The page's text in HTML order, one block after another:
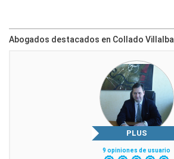
Abogados destacados en Collado Villalba
PLUS
9 opiniones de usuario